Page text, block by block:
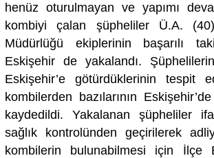
henüz oturulmayan ve yapımı
kombiyi çalan şüpheliler Ü.A.
Müdürlüğü ekiplerinin başarılı
Eskişehir de yakalandı.
Eskişehir’e götürdüklerinin tespit
kombilerden bazılarının
kaydedildi. Yakalanan şüpheliler
sağlık kontrolünden geçirilerek
kombilerin bulunabilmesi için İlçe